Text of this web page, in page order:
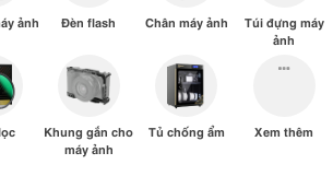
ảnh Đèn flash Chân máy ảnh
Túi đựng máy
ảnh
Khung gắn cho
máy ảnh
Tủ chống ẩm Xem thêm